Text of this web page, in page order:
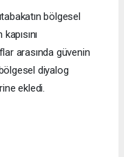
bölgesel
arasında güvenin
diyalog
ekledi.